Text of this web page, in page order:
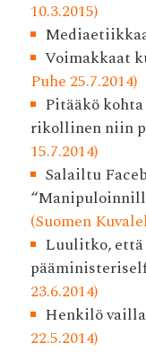
10.3.2015)
Voimakkaat
Puhe 25.7.2014)
Pitääkö
rikollinen niin
15.7.2014)
Salailtu
(Suomen
Luulitko, että
23.6.2014)
Henkilö
22.5.2014)